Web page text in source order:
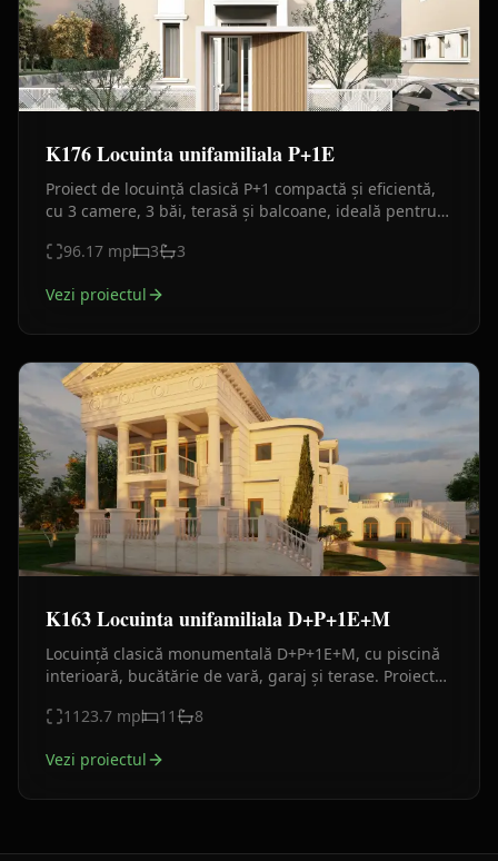
K176 Locuinta unifamiliala P+1E
Proiect de locuință clasică P+1 compactă și eficientă,
cu 3 camere, 3 băi, terasă și balcoane, ideală pentru
96.17 mp 3 3
Vezi proiectul
K163 Locuinta unifamiliala D+P+1E+M
Locuință clasică monumentală D+P+1E+M, cu piscină
interioară, bucătărie de vară, garaj și terase. Proiect
1123.7 mp 11 8
Vezi proiectul